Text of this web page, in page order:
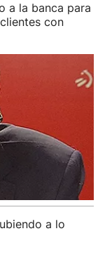
a la banca para
con
a lo